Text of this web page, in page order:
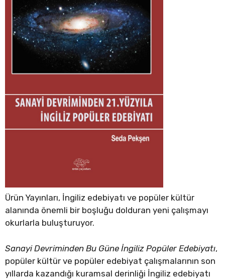
Ürün Yayınları, İngiliz edebiyatı ve popüler kültür
alanında önemli bir boşluğu dolduran yeni çalışmayı
okurlarla buluşturuyor.
Sanayi Devriminden Bu Güne İngiliz Popüler Edebiyatı,
popüler kültür ve popüler edebiyat çalışmalarının son
yıllarda kazandığı kuramsal derinliği İngiliz edebiyatı